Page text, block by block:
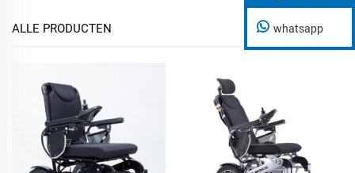
ALLE PRODUCTEN whatsapp